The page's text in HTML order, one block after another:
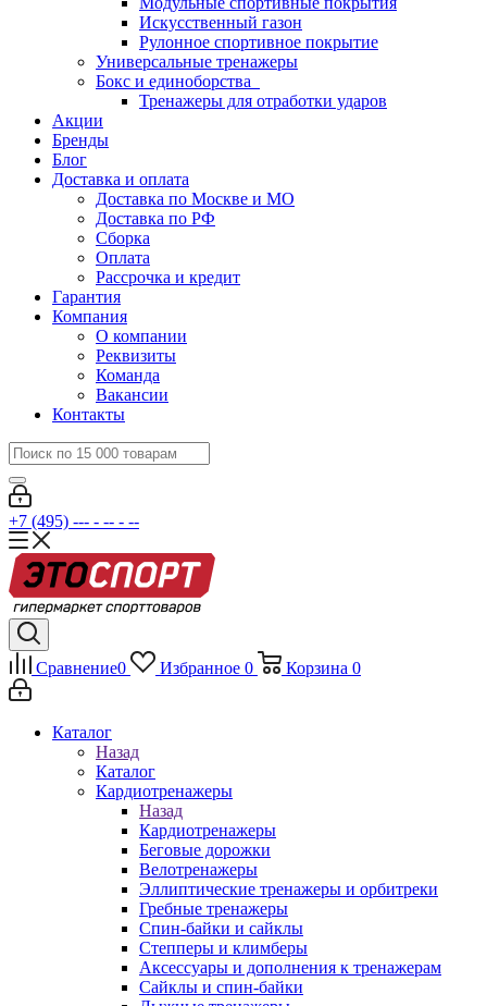
Искусственный газон
Рулонное спортивное покрытие
Универсальные тренажеры
Бокс и единоборства
Тренажеры для отработки ударов
Акции
Бренды
Блог
Доставка и оплата
Доставка по Москве и МО
Доставка по РФ
Сборка
Оплата
Рассрочка и кредит
Гарантия
Компания
О компании
Реквизиты
Команда
Вакансии
Контакты
+7 (495) --- - -- - --
Сравнение0 Избранное 0 Корзина 0
Каталог
Назад
Каталог
Кардиотренажеры
Назад
Кардиотренажеры
Беговые дорожки
Велотренажеры
Эллиптические тренажеры и орбитреки
Гребные тренажеры
Спин-байки и сайклы
Степперы и климберы
Аксессуары и дополнения к тренажерам
Сайклы и спин-байки